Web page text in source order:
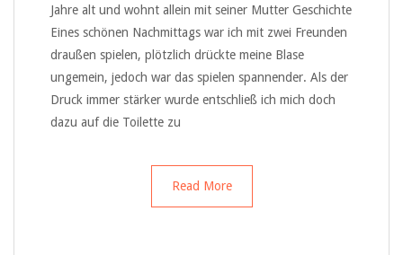
Jahre alt und wohnt allein mit seiner Mutter Geschichte
Eines schönen Nachmittags war ich mit zwei Freunden
draußen spielen, plötzlich drückte meine Blase
ungemein, jedoch war das spielen spannender. Als der
Druck immer stärker wurde entschließ ich mich doch
dazu auf die Toilette zu
Read More